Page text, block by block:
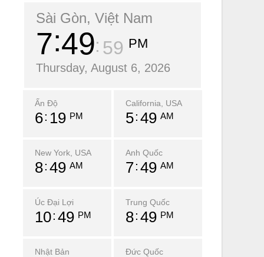
Sài Gòn, Việt Nam
7 50 00 PM
Thursday, August 6, 2026
Ấn Độ
6 20 PM
California, USA
5 50 AM
New York, USA
8 50 AM
Anh Quốc
7 50 AM
Úc Đại Lợi
10 50 PM
Trung Quốc
8 50 PM
Nhật Bản Đức Quốc